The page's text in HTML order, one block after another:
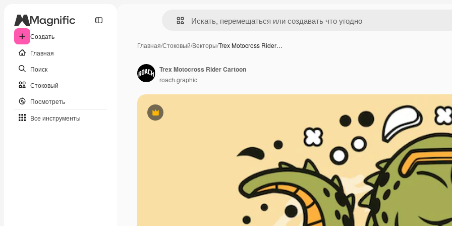
Создать
Главная
Поиск
Стоковый
Посмотреть
Все инструменты
Главная/Стоковый/Векторы/Trex Motocross Rider…
Премиум
Trex Motocross Rider Cartoon
roach.graphic